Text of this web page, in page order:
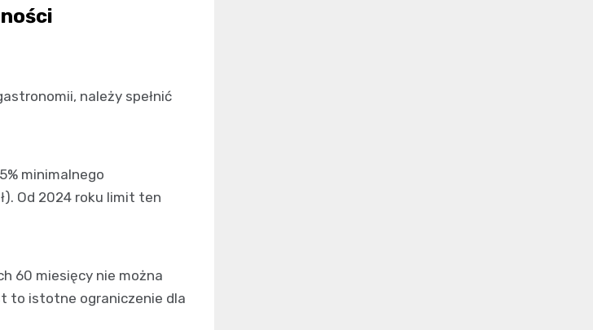
należy spełnić
minimalnego
Od 2024 roku limit ten
60 miesięcy nie można
to istotne ograniczenie dla